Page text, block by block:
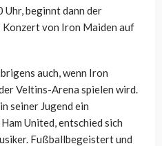
Uhr, beginnt dann der
von Iron Maiden auf
auch, wenn Iron
Veltins-Arena spielen wird.
seiner Jugend ein
United, entschied sich
Fußballbegeistert und